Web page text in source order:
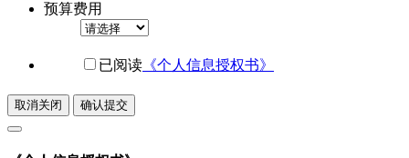
预算费用
已阅读 《个人信息授权书》
取消关闭 确认提交